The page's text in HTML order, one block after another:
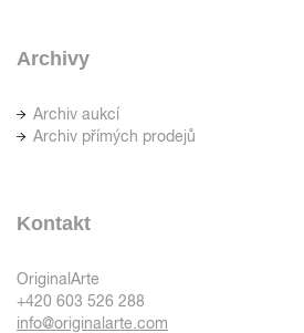
Archivy
Archiv aukcí
Archiv přímých prodejů
Kontakt
OriginalArte
+420 603 526 288
info@originalarte.com